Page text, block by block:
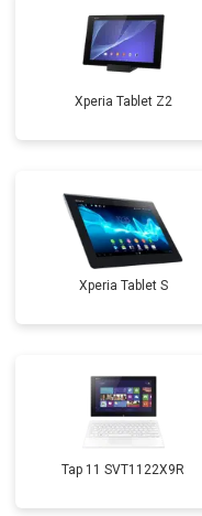
Xperia Tablet Z2
Xperia Tablet S
Tap 11 SVT1122X9R